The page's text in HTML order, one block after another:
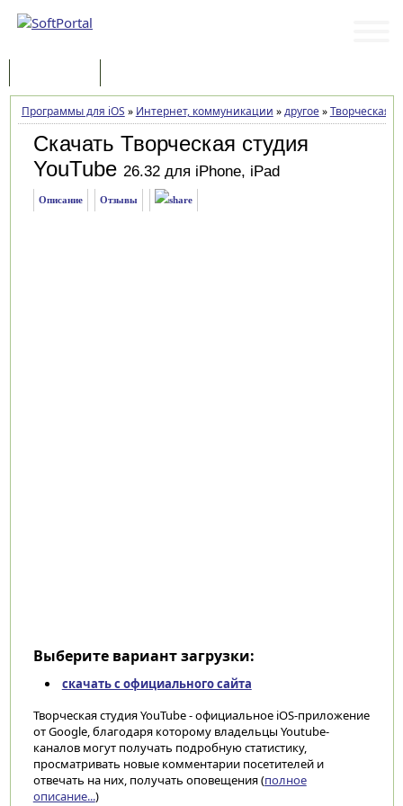
Программы для iOS » Интернет, коммуникации »другое»Творческая
Скачать Творческая студия
YouTube 26.32 для iPhone, iPad
Описание Отзывы
Выберите вариант загрузки:
скачать с официального сайта
Творческая студия YouTube - официальное iOS-приложение
от Google, благодаря которому владельцы Youtube-
каналов могут получать подробную статистику,
просматривать новые комментарии посетителей и
отвечать на них, получать оповещения (полное
описание...)